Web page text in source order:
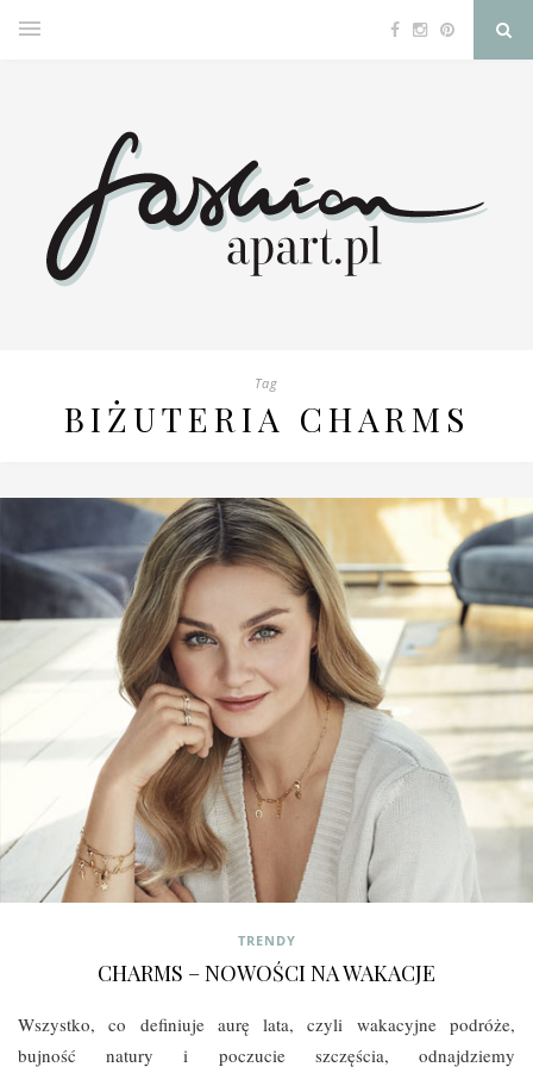
Tag
BIŻUTERIA CHARMS
TRENDY
CHARMS – NOWOŚCI NA WAKACJE
Wszystko, co definiuje aurę lata, czyli wakacyjne podróże,
bujność natury i poczucie szczęścia, odnajdziemy